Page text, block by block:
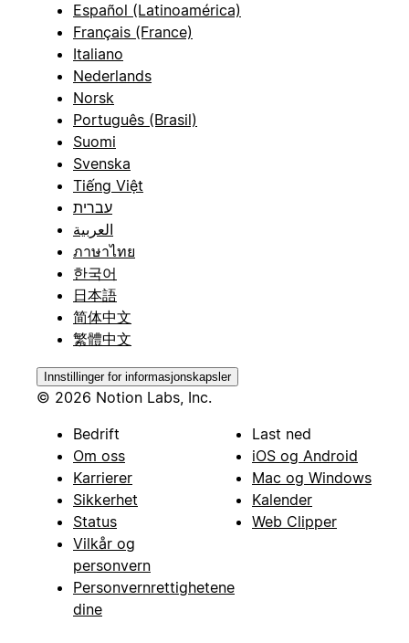
Español (Latinoamérica)
Français (France)
Italiano
Nederlands
Norsk
Português (Brasil)
Suomi
Svenska
Tiếng Việt
עברית
العربية
ภาษาไทย
한국어
日本語
简体中文
繁體中文
Innstillinger for informasjonskapsler
© 2026 Notion Labs, Inc.
Bedrift
Om oss
Karrierer
Sikkerhet
Status
Vilkår og
personvern
Personvernrettighetene
dine
Last ned
iOS og Android
Mac og Windows
Kalender
Web Clipper